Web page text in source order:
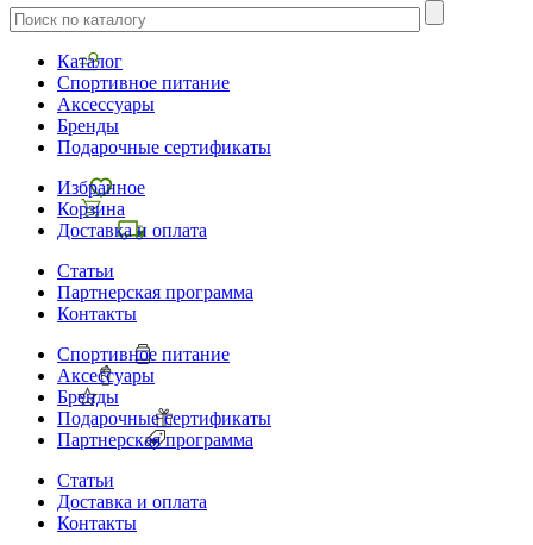
Каталог
Спортивное питание
Аксессуары
Бренды
Подарочные сертификаты
Избранное
Корзина
Доставка и оплата
Статьи
Партнерская программа
Контакты
Спортивное питание
Аксессуары
Бренды
Подарочные сертификаты
Партнерская программа
Статьи
Доставка и оплата
Контакты